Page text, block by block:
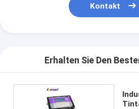
Kontakt
Erhalten Sie Den